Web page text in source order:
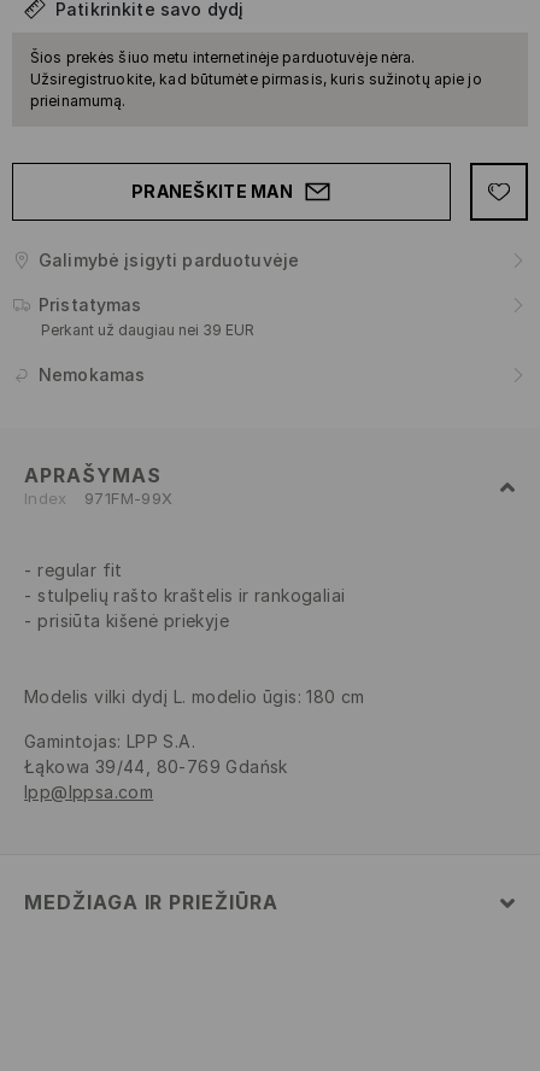
Patikrinkite savo dydį
Šios prekės šiuo metu internetinėje parduotuvėje nėra.
Užsiregistruokite, kad būtumėte pirmasis, kuris sužinotų apie jo
prieinamumą.
PRANEŠKITE MAN
Galimybė įsigyti parduotuvėje
Pristatymas
Perkant už daugiau nei 39 EUR
Nemokamas
APRAŠYMAS
Index 971FM-99X
regular fit
stulpelių rašto kraštelis ir rankogaliai
prisiūta kišenė priekyje
Modelis vilki dydį L. modelio ūgis: 180 cm
Gamintojas: LPP S.A.
Łąkowa 39/44, 80-769 Gdańsk
lpp@lppsa.com
MEDŽIAGA IR PRIEŽIŪRA